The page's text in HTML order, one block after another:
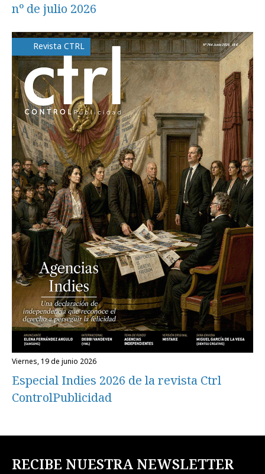
nº de julio 2026
Revista CTRL
viernes, 19 de junio 2026
Especial Indies 2026 de la revista Ctrl
ControlPublicidad
RECIBE NUESTRA NEWSLETTER